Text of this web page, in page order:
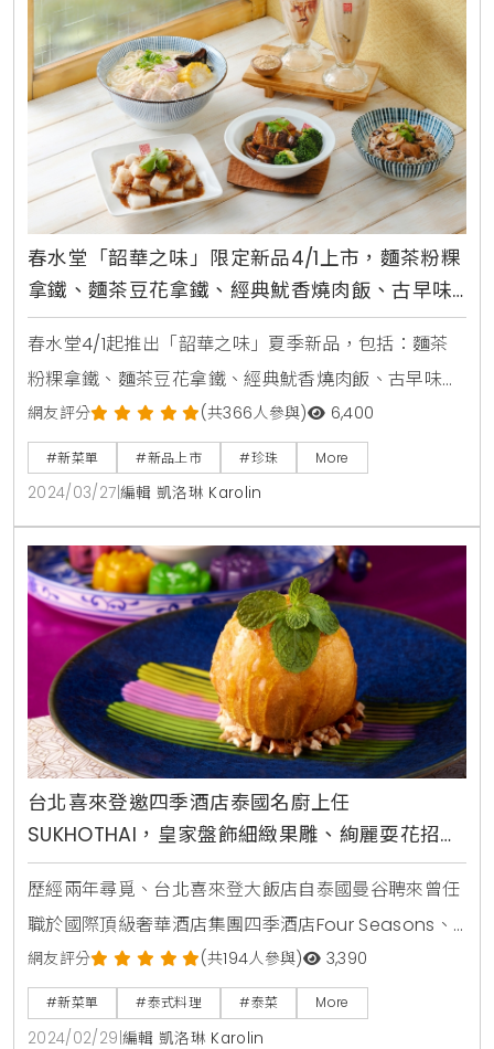
春水堂「韶華之味」限定新品4/1上市，麵茶粉粿
拿鐵、麵茶豆花拿鐵、經典魷香燒肉飯、古早味
蘿蔔糕、膠原雞湯麵、麻油雞紅藜麥油飯
春水堂4/1起推出「韶華之味」夏季新品，包括：麵茶
粉粿拿鐵、麵茶豆花拿鐵、經典魷香燒肉飯、古早味蘿
蔔糕、膠原雞湯麵、麻油雞紅藜麥油飯等。要用中式懷
舊創新美味，邀請消費者體驗最美好的用餐時光。此外
也首度推出令人驚豔的四季春珍珠霜淇淋系列：馬吿四
季春珍珠霜淇淋、莓好四季春珍珠霜淇淋，冰淇淋控必
嚐推薦。其中，夏季麵茶拿鐵系列飲品，是春水堂年度
內部品質鑑定比賽優勝創意飲品，以內斂醇厚的鐵觀音
茶為基底搭配濃
網友評分 (共366人參與) 6,400
#新菜單 #新品上市 #珍珠 More
2024/03/27 編輯 凱洛琳 Karolin
台北喜來登邀四季酒店泰國名廚上任
SUKHOTHAI，皇家盤飾細緻果雕、絢麗耍花招打
造傳統宮廷泰菜滋味
歷經兩年尋覓、台北喜來登大飯店自泰國曼谷聘來曾任
職於國際頂級奢華酒店集團四季酒店Four Seasons、
JW Marriott、Kempinski等的泰籍名廚Chamlong
Pewthaisong, Jimmy上任館內「SUKHOTHAI」泰式
餐廳主廚於即日起推出全新菜單。走訪過印度、約旦、
網友評分 (共194人參與) 3,390
#新菜單 #泰式料理 #泰菜 More
2024/02/29 編輯 凱洛琳 Karolin